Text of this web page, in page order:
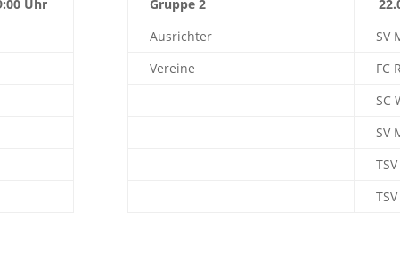
Uhr
Gruppe 2
Ausrichter
SV
Vereine
FC
SC
SV